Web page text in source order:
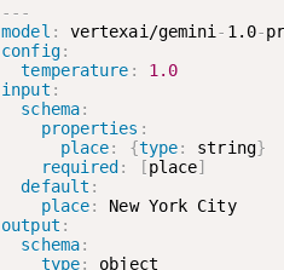
---
model : vertexai/gemini - 1.0-
config:
temperature :
1.0
input :
schema:
properties :
place: {type: string}
required : [place]
default :
place:
New York City
output :
schema:
type:
object